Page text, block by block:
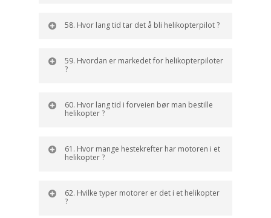
58. Hvor lang tid tar det å bli helikopterpilot ?
59. Hvordan er markedet for helikopterpiloter
?
60. Hvor lang tid i forveien bør man bestille
helikopter ?
61. Hvor mange hestekrefter har motoren i et
helikopter ?
62. Hvilke typer motorer er det i et helikopter
?